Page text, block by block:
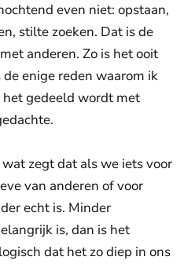
even niet: opstaan,
stilte zoeken. Dat is de
anderen. Zo is het ooit
enige reden waarom ik
het gedeeld wordt met
zegt dat als we iets voor
van anderen of voor
echt is. Minder
is, dan is het
dat het zo diep in ons